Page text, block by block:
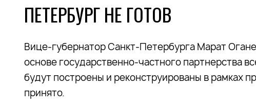
ПЕТЕРБУРГ НЕ ГОТОВ
Вице-губернатор Санкт-Петербурга Марат
основе государственно-частного партнерства
будут построены и реконструированы в рамках
принято.